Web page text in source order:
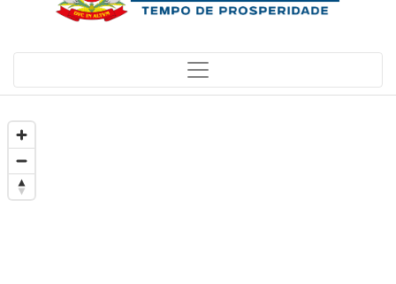
Mapa interativo da cidade